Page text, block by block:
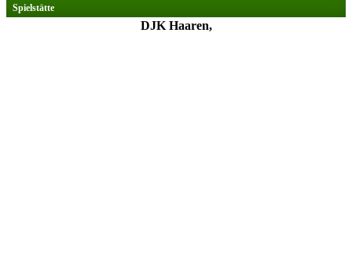
Spielstätte
DJK Haaren,